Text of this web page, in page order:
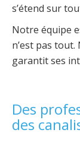
s’étend sur
Notre équipe
n’est pas
garantit ses
Des
des